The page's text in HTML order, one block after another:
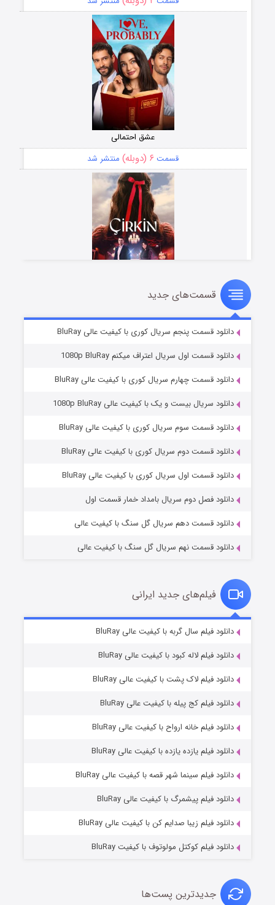
عشق احتمالی
قسمت ۶ (دوبله) منتشر شد
سریال زشت
قسمت۵ (زیرنویس) منتشر شد
وستی ها
قسمت۱ (زیرنویس) منتشر شد
قسمت۶ (زیرنویس) منتشر شد
قسمت‌های جدید
دانلود قسمت پنجم سریال کوری با کیفیت عالی BluRay
دانلود قسمت اول سریال اعتراف میکنم 1080p BluRay
دانلود قسمت چهارم سریال کوری با کیفیت عالی BluRay
دانلود سریال بیست و یک با کیفیت عالی 1080p BluRay
دانلود قسمت سوم سریال کوری با کیفیت عالی BluRay
دانلود قسمت دوم سریال کوری با کیفیت عالی BluRay
دانلود قسمت اول سریال کوری با کیفیت عالی BluRay
دانلود فصل دوم سریال بامداد خمار قسمت اول
دانلود قسمت دهم سریال گل سنگ با کیفیت عالی
دانلود قسمت نهم سریال گل سنگ با کیفیت عالی
فیلم‌های جدید ایرانی
دانلود فیلم سال گربه با کیفیت عالی BluRay
دانلود فیلم لاله کبود با کیفیت عالی BluRay
دانلود فیلم لاک پشت با کیفیت عالی BluRay
دانلود فیلم کج‌ پیله با کیفیت عالی BluRay
دانلود فیلم خانه ارواح با کیفیت عالی BluRay
دانلود فیلم یازده یازده با کیفیت عالی BluRay
دانلود فیلم سینما شهر قصه با کیفیت عالی BluRay
دانلود فیلم پیشمرگ با کیفیت عالی BluRay
دانلود فیلم زیبا صدایم کن با کیفیت عالی BluRay
دانلود فیلم کوکتل مولوتوف با کیفیت BluRay
جدیدترین پست‌ها